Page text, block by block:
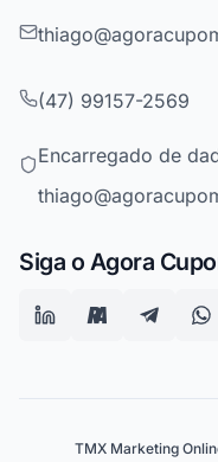
(47) 99157-2569
Encarregado de
Siga o Agora
TMX Marketing